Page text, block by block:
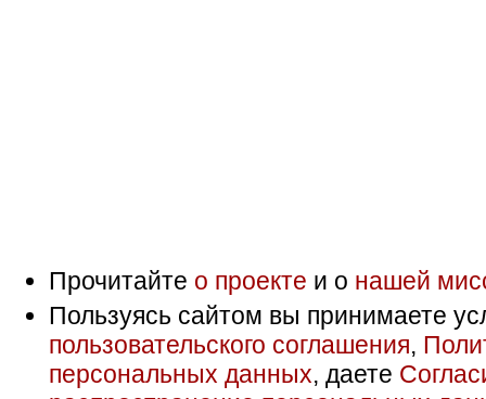
Прочитайте о проекте и о нашей
Пользуясь сайтом вы принимаете
пользовательского соглашения,
персональных данных, даете